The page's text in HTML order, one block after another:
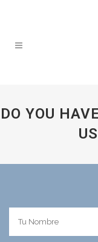
DO YOU